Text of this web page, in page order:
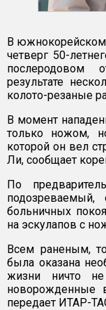
В южнокорейском
четверг 50-
послеродовом
результате
колото-резаные
В момент
только ножом,
которой он вел
Ли, сообщает
По
больничных
на эскулапов с
Всем раненым,
была оказана
жизни ничто
новорожденные
передает ИТАР-